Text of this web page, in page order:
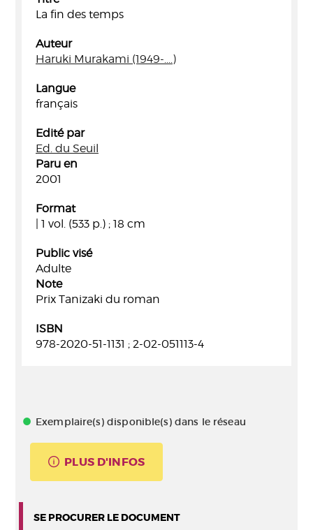
La fin des temps
Auteur
Haruki Murakami (1949-....)
Langue
français
Edité par
Ed. du Seuil
Paru en
2001
Format
| 1 vol. (533 p.) ; 18 cm
Public visé
Adulte
Note
Prix Tanizaki du roman
ISBN
978-2020-51-1131 ; 2-02-051113-4
Exemplaire(s) disponible(s) dans le réseau
PLUS D'INFOS
SE PROCURER LE DOCUMENT